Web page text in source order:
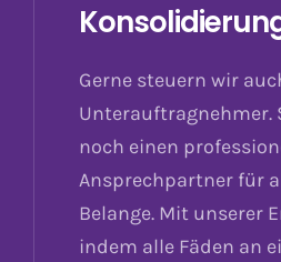
Gerne steuern wir
Unterauftragnehmer.
noch einen
Ansprechpartner für
Belange. Mit unserer
indem alle Fäden an